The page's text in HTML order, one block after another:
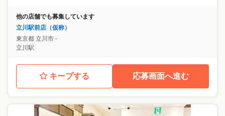
他の店舗でも募集しています
立川駅前店（仮称）
東京都 立川市 -
立川駅
キープする 応募画面へ進む